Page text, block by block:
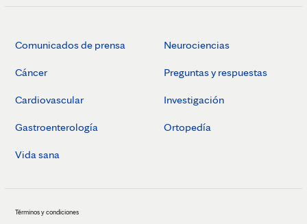
Comunicados de prensa
Cáncer
Cardiovascular
Gastroenterología
Vida sana
Neurociencias
Preguntas y respuestas
Investigación
Ortopedía
Términos y condiciones